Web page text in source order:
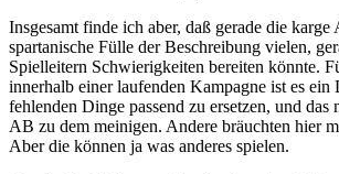
Insgesamt finde ich aber, daß gerade die karge
spartanische Fülle der Beschreibung vielen,
Spielleitern Schwierigkeiten bereiten könnte.
innerhalb einer laufenden Kampagne ist es ein
fehlenden Dinge passend zu ersetzen, und das
AB zu dem meinigen. Andere bräuchten hier
Aber die können ja was anderes spielen.